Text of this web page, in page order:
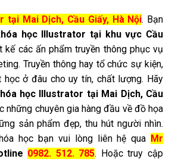
tại Mai Dịch, Cầu Giấy, Hà Nội. Bạn
học Illustrator tại khu vực Cầu
các ấn phẩm truyền thông phục vụ
Truyền thông hay tổ chức sự kiện,
học ở đâu cho uy tín, chất lượng. Hãy
học Illustrator tại Mai Dịch, Cầu
chuyên gia hàng đầu về đồ họa
sản phẩm đẹp, thu hút người nhìn.
học bạn vui lòng liên hệ qua Mr
0982. 512. 785. Hoặc truy cập